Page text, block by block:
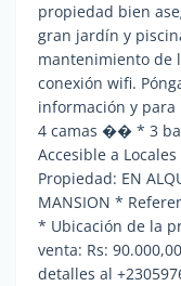
propiedad bien
gran jardín y
mantenimiento de
conexión wifi.
información y
4 camas �� * 3
Accesible a
Propiedad: EN
MANSION *
* Ubicación de la
venta: Rs:
detalles al